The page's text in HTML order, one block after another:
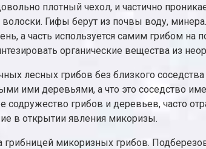
плотный чехол, и частично
Гифы берут из почвы воду,
а часть используется самим грибом на
органические вещества из
лесных грибов без близкого соседства
ими деревьями, а что это соседство
содружество грибов и деревьев, часто
в открытии явления микоризы.
микоризных грибов.